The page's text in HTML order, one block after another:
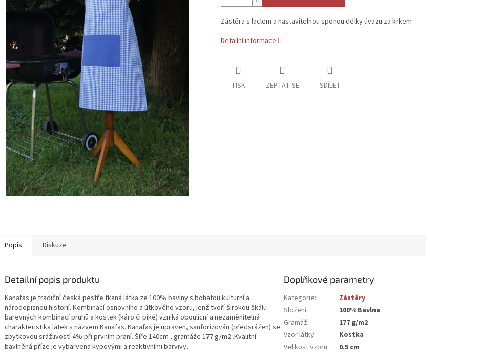
Zástěra s laclem a nastavitelnou sponou délky úvazu za krkem
Detailní informace
TISK ZEPTAT SE SDÍLET
Popis Diskuze
Detailní popis produktu
Kanafas je tradiční česká pestře tkaná látka ze 100% bavlny s bohatou kulturní a
národopisnou historií. Kombinací osnovního a útkového vzoru, jenž tvoří širokou škálu
barevných kombinací pruhů a kostek (káro či piké) vzniká oboulícní a nezaměnitelná
charakteristika látek s názvem Kanafas. Kanafas je upraven, sanforizován (předsrážen) se
zbytkovou srážlivostí 4% při prvním praní. Šíře 140cm , gramáže 177 g/m2 .Kvalitní
bavlněná příze je vybarvena kypovými a reaktivními barvivy.
Doplňkové parametry
Kategorie:
Zástěry
Složení:
100% Bavlna
Gramáž:
177 g/m2
Vzor látky:
Kostka
Velikost vzoru: 0.5 cm